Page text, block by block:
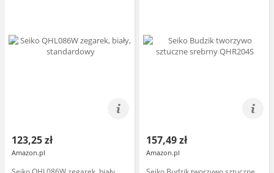
123,25 zł
Amazon.pl
157,49 zł
Amazon.pl